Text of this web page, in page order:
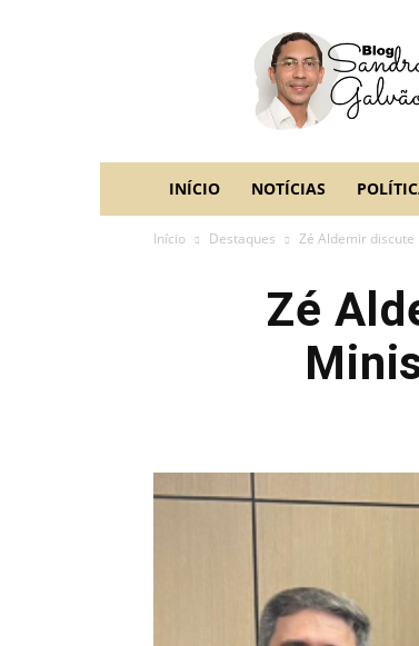
Sandro
Galvão
INÍCIO NOTÍCIAS
Início Destaques Zé Aldemir
Zé